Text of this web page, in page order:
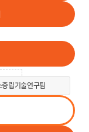
중립기술연구팀